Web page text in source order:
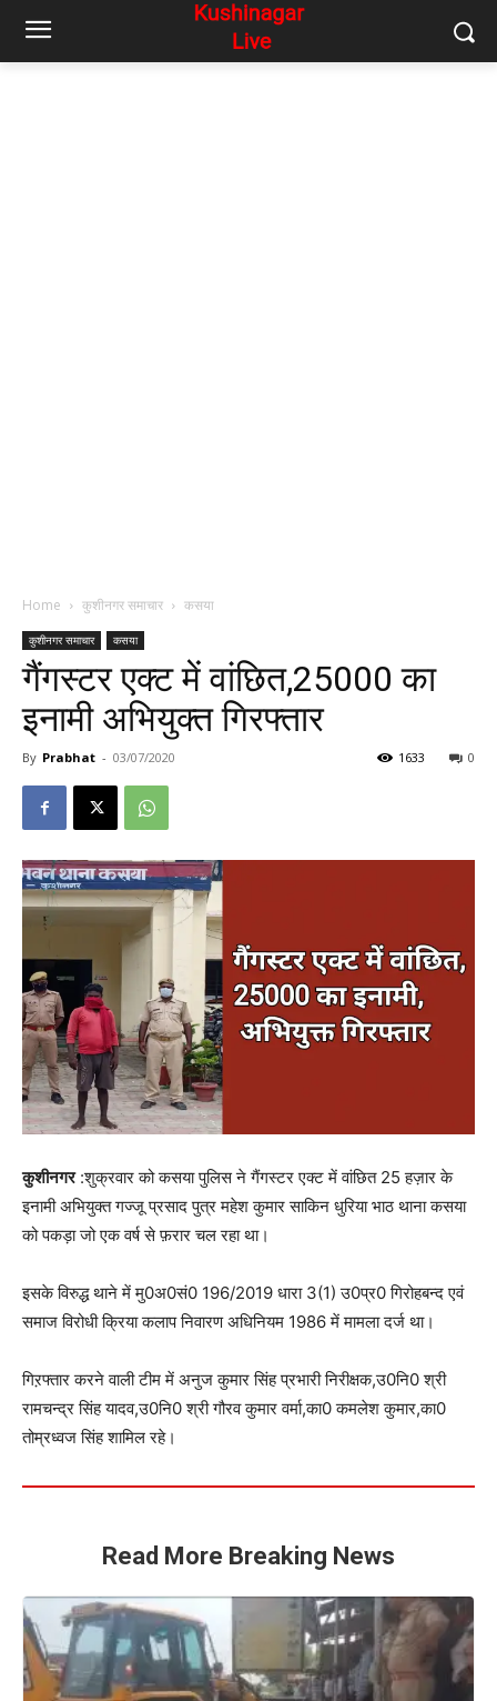
Home कुशीनगर समाचार कसया
कुशीनगर समाचार कसया
गैंगस्टर एक्ट में वांछित,25000 का
इनामी अभियुक्त गिरफ्तार
By Prabhat - 03/07/2020 0
1633
कुशीनगर:शुक्रवार को कसया पुलिस ने गैंगस्टर एक्ट में वांछित 25 हज़ार के
इनामी अभियुक्त गज्जू प्रसाद पुत्र महेश कुमार साकिन धुरिया भाठ थाना कसया
को पकड़ा जो एक वर्ष से फ़रार चल रहा था।
इसके विरुद्ध थाने में मु0अ0सं0 196/2019 धारा 3(1) उ0प्र0 गिरोहबन्द एवं
समाज विरोधी क्रिया कलाप निवारण अधिनियम 1986 में मामला दर्ज था।
गिऱफ्तार करने वाली टीम में अनुज कुमार सिंह प्रभारी निरीक्षक,उ0नि0 श्री
रामचन्द्र सिंह यादव,उ0नि0 श्री गौरव कुमार वर्मा,का0 कमलेश कुमार,का0
तोम्रध्वज सिंह शामिल रहे।
Read More Breaking News